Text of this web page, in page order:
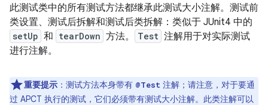
此测试类中的所有测试方法都继承此测试大小注解。测试前
类设置、测试后拆解和测试后类拆解：类似于 JUnit4 中的
setUp 和 tearDown 方法。 Test 注解用于对实际测试
进行注解。
重要提示 ：测试方法本身带有 @Test 注解；请注意，对于要通
过 APCT 执行的测试，它们必须带有测试大小注解。此类注解可以